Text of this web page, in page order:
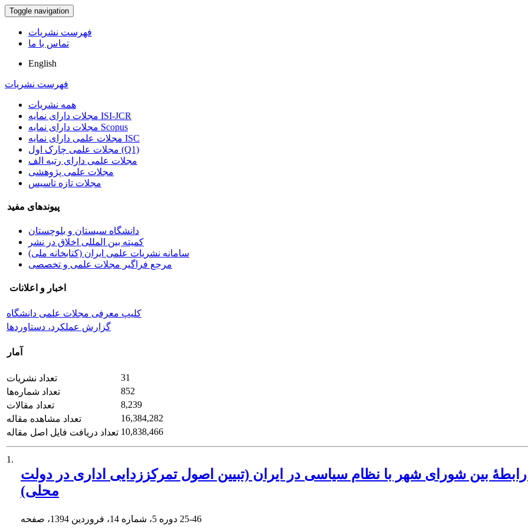
Toggle navigation
فهرست نشریات
تماس با ما
English
فهرست نشریات
همه نشریات
مجلات دارای نمایه ISI-JCR
مجلات دارای نمایه Scopus
مجلات علمی دارای نمایه ISC
مجلات علمی چارک اول (Q1)
مجلات علمی دارای رتبه الف
مجلات علمی پژوهشی
مجلات تازه تاسیس
پیوندهای مفید
دانشگاه سیستان و بلوچستان
کمیته بین المللی اخلاق در نشر
سامانه نشریات علمی ایران (کتابخانه ملی)
مرجع فراگیر مجلات علمی و تخصصی
اخبار و اعلانات
کلیپ معرفی مجلات علمی دانشگاه
گزارش عملکرد، دستاوردها
آمار
تعداد نشریات
31
تعداد شماره‌ها
852
تعداد مقالات
8,239
تعداد مشاهده مقاله
16,384,282
تعداد دریافت فایل اصل مقاله 10,838,466
1.
بین شورای شهر با نظام سیاسی در ایران (تبیین اصول تمرکززدایی اداری در دولت
محلی)
25-46